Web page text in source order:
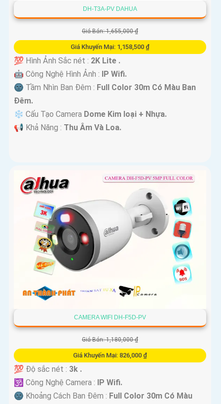
DH-T3A-PV DAHUA
Giá Bán: 1,655,000 ₫
Giá Khuyến Mại: 1,158,500 ₫
💯 Hình Ảnh Sắc nét : 2K Lite .
🤖️ Công Nghệ Hình Ảnh :
IP Wifi.
🌚 Tầm Nhìn Ban Đêm : Full Color 30m Có Màu Ban
Ðêm.
❄ Cấu Tạo Camera Dome Kim loại + Nhựa.
️📢 Khả Năng : Thu Âm Và Loa.
CAMERA WIFI DH-F5D-PV
Giá Bán: 1,180,000 ₫
Giá Khuyến Mại: 826,000 ₫
💯 Độ sắc nét : 3k .
🕉️ Công Nghệ Camera :
IP Wifi.
🌚 Khoảng Cách Ban Đêm : Full Color 30m Có Màu